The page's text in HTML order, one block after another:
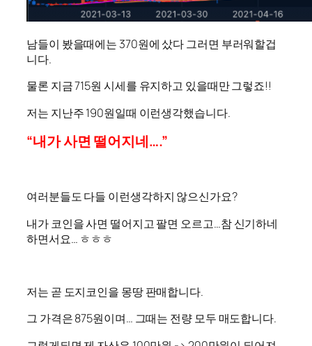
남들이 봤을때에는 370원에 샀다 그러면 부러워할겁
니다.
물론 지금 715원 시세를 유지하고 있을때만 그렇죠!!
저는 지난주 190원일때 이런생각했습니다.
“내가 사면 떨어지네….”
여러분들도 다들 이런생각하지 않으신가요?
내가 코인을 사면 떨어지고 팔면 오르고…참 신기하네
하면서요… ㅎㅎㅎ
저는 곧 도지코인을 몽땅 판매합니다.
그 가격은 875원이며… 그때는 전량 모두 매도합니다.